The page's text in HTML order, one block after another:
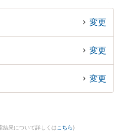
士やひなた法律事務所の太田 明良
などが注目されています。『伊
内の弁護士に相談予約したい』
変更
変更
変更
結果について詳しくは こちら)